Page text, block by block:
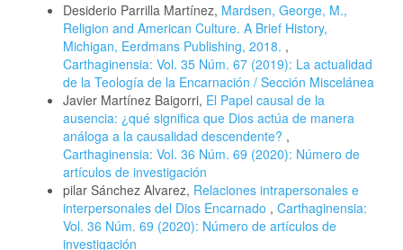
Desiderio Parrilla Martínez, Mardsen, George, M.,
Religion and American Culture. A Brief History,
Michigan, Eerdmans Publishing, 2018. ,
Carthaginensia: Vol. 35 Núm. 67 (2019): La actualidad
de la Teología de la Encarnación / Sección Miscelánea
Javier Martínez Baigorri, El Papel causal de la
ausencia: ¿qué significa que Dios actúa de manera
análoga a la causalidad descendente? ,
Carthaginensia: Vol. 36 Núm. 69 (2020): Número de
artículos de investigación
pilar Sánchez Alvarez, Relaciones intrapersonales e
interpersonales del Dios Encarnado , Carthaginensia:
Vol. 36 Núm. 69 (2020): Número de artículos de
investigación